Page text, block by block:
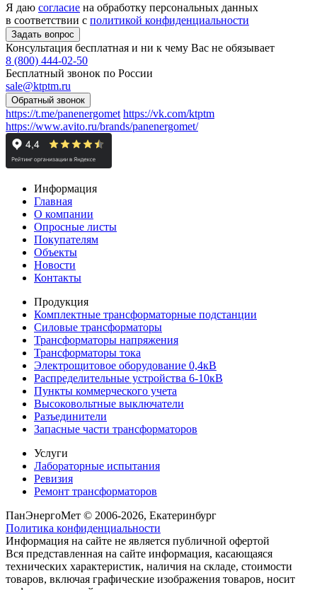
Я даю согласие на обработку персональных данных
в соответствии с политикой конфиденциальности
Консультация бесплатная и ни к чему Вас не обязывает
8 (800) 444-02-50
Бесплатный звонок по России
sale@ktptm.ru
https://t.me/panenergomet https://vk.com/ktptm
https://www.avito.ru/brands/panenergomet/
Информация
Главная
О компании
Опросные листы
Покупателям
Объекты
Новости
Контакты
Продукция
Комплектные трансформаторные подстанции
Силовые трансформаторы
Трансформаторы напряжения
Трансформаторы тока
Электрощитовое оборудование 0,4кВ
Распределительные устройства 6-10кВ
Пункты коммерческого учета
Высоковольтные выключатели
Разъединители
Запасные части трансформаторов
Услуги
Лабораторные испытания
Ревизия
Ремонт трансформаторов
ПанЭнергоМет © 2006-2026, Екатеринбург
Политика конфиденциальности
Информация на сайте не является публичной офертой
Вся представленная на сайте информация, касающаяся
технических характеристик, наличия на складе, стоимости
товаров, включая графические изображения товаров, носит